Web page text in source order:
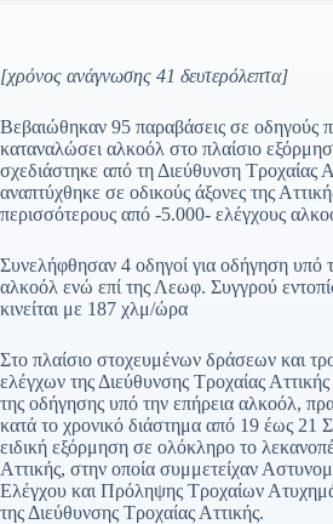
[χρόνος ανάγνωσης 41 δευτερόλεπτα]
Βεβαιώθηκαν 95 παραβάσεις σε οδηγούς
καταναλώσει αλκοόλ στο πλαίσιο
σχεδιάστηκε από τη Διεύθυνση Τροχαίας
αναπτύχθηκε σε οδικούς άξονες της
περισσότερους από -5.000- ελέγχους
Συνελήφθησαν 4 οδηγοί για οδήγηση υπό
αλκοόλ ενώ επί της Λεωφ. Συγγρού
κινείται με 187 χλμ/ώρα
Στο πλαίσιο στοχευμένων δράσεων και
ελέγχων της Διεύθυνσης Τροχαίας
της οδήγησης υπό την επήρεια αλκοόλ,
κατά το χρονικό διάστημα από 19 έως 21
ειδική εξόρμηση σε ολόκληρο το
Αττικής, στην οποία συμμετείχαν
Ελέγχου και Πρόληψης Τροχαίων
της Διεύθυνσης Τροχαίας Αττικής.